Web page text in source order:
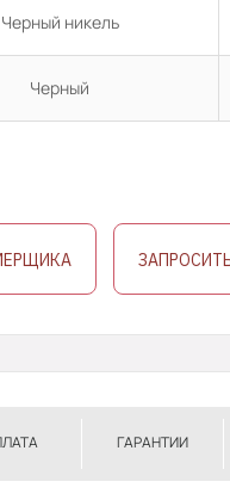
Черный никель
Черный
ГАРАНТИИ